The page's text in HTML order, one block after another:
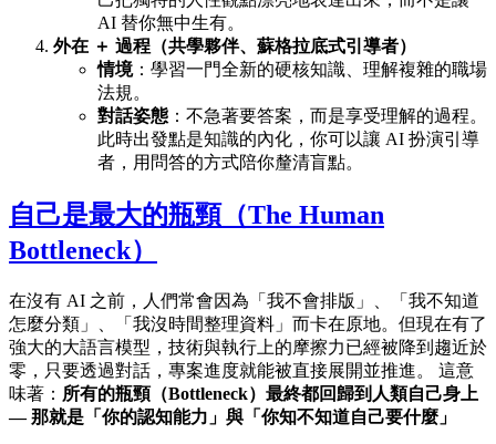
AI 替你無中生有。
外在 ＋ 過程（共學夥伴、蘇格拉底式引導者）
情境：學習一門全新的硬核知識、理解複雜的職場
法規。
對話姿態 ：不急著要答案，而是享受理解的過程。
此時出發點是知識的內化，你可以讓 AI 扮演引導
者，用問答的方式陪你釐清盲點。
自己是最大的瓶頸（The Human
Bottleneck）
在沒有 AI 之前，人們常會因為「我不會排版」、「我不知道
怎麼分類」、「我沒時間整理資料」而卡在原地。但現在有了
強大的大語言模型，技術與執行上的摩擦力已經被降到趨近於
零，只要透過對話，專案進度就能被直接展開並推進。 這意
味著： 所有的瓶頸（Bottleneck）最終都回歸到人類自己身上
— 那就是「你的認知能力」與「你知不知道自己要什麼」